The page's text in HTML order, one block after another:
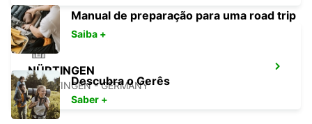
NÜRTINGEN
NUERTINGEN - GERMANY
Manual de preparação para uma road trip
Saiba +
Descubra o Gerês
Saber +